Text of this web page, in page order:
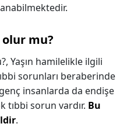
olur mu?
Yaşın hamilelikle ilgili
sorunları beraberinde
insanlarda da endişe
tıbbi sorun vardır. Bu
.